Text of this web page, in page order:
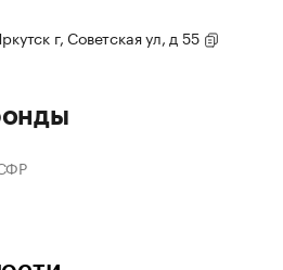
г, Советская ул, д 55